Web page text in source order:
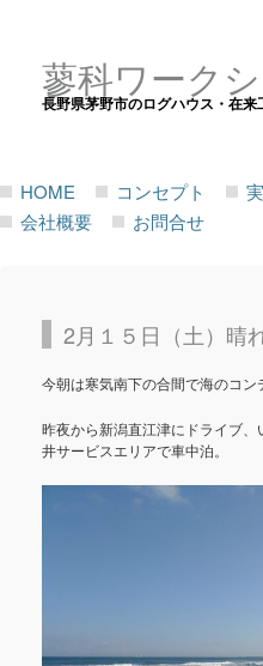
蓼科ワーク
長野県茅野市のログハウス・在来
HOME コンセプト
会社概要
お問合せ
2月１５日（土）晴
今朝は寒気南下の合間で海のコン
昨夜から新潟直江津にドライブ
井サービスエリアで車中泊。